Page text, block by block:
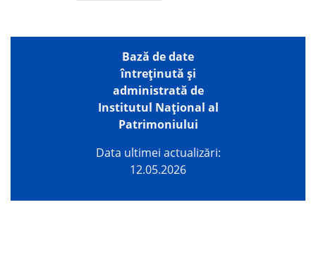
Bază de date
întreţinută şi
administrată de
Institutul Național al
Patrimoniului
Data ultimei actualizări:
12.05.2026